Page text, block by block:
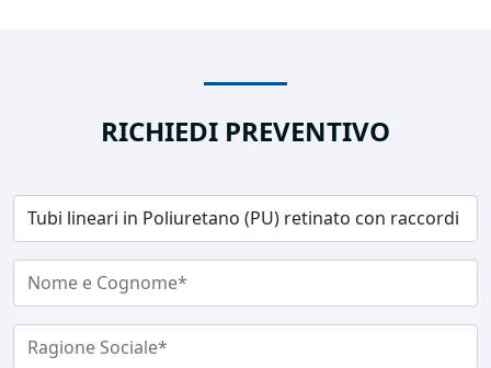
RICHIEDI PREVENTIVO